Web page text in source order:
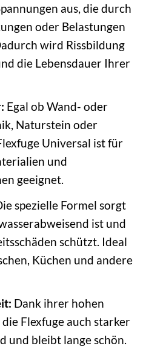
aus, die durch
oder Belastungen
wird Rissbildung
die Lebensdauer Ihrer
Egal ob Wand- oder
Naturstein oder
Universal ist für
und
geeignet.
spezielle Formel sorgt
ist und
schützt. Ideal
Küchen und andere
Dank ihrer hohen
Flexfuge auch starker
und bleibt lange schön.